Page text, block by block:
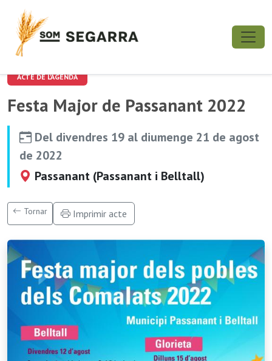
ACTE DE L'AGENDA
Festa Major de Passanant 2022
Del divendres 19 al diumenge 21 de agost
de 2022
Passanant (Passanant i Belltall)
Tornar Imprimir acte